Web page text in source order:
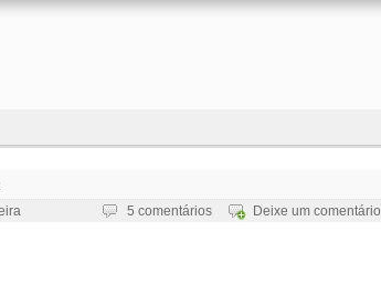
5 comentários Deixe um comentário